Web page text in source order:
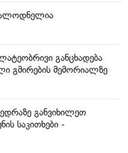
განცხადება
გმირების მემორიალზე
განვიხილეთ
საკითხები -